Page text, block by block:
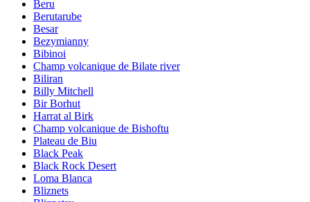
Beru
Berutarube
Besar
Bezymianny
Bibinoi
Champ volcanique de Bilate river
Biliran
Billy Mitchell
Bir Borhut
Harrat al Birk
Champ volcanique de Bishoftu
Plateau de Biu
Black Peak
Black Rock Desert
Loma Blanca
Bliznets